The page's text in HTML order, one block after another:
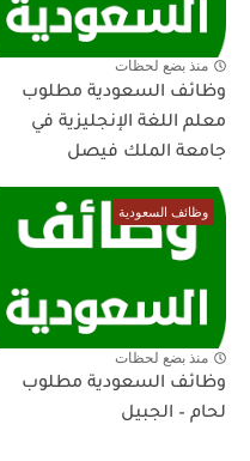
منذ بضع لحظات
وظائف السعودية مطلوب
معلم اللغة الإنجليزية في
جامعة الملك فيصل
وظائف السعودية
منذ بضع لحظات
وظائف السعودية مطلوب
لحام – الجبيل